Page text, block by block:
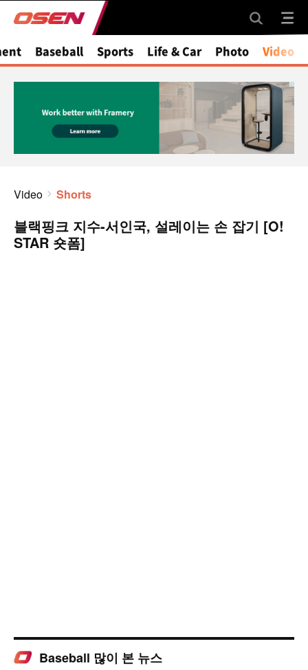
Baseball Sports Life & Car Photo Video
Video Shorts
블랙핑크 지수-서인국, 설레이는 손 잡기 [O!
STAR 숏폼]
Baseball 많이 본 뉴스